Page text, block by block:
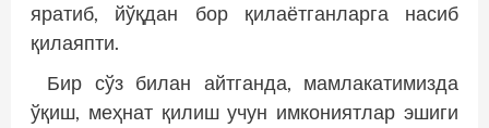
яратиб, йўқдан бор қилаётганларга насиб
қилаяпти.
Бир сўз билан айтганда, мамлакатимизда
ўқиш, меҳнат қилиш учун имкониятлар эшиги